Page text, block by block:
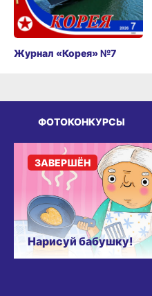
Журнал «Корея» №7
ФОТОКОНКУРСЫ
Нарисуй бабушку!
ЗАВЕРШЁН